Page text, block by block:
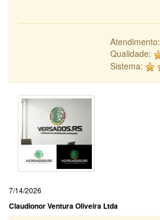
Atendimento:
Qualidade:
Sistema:
7/14/2026
Claudionor Ventura Oliveira Ltda